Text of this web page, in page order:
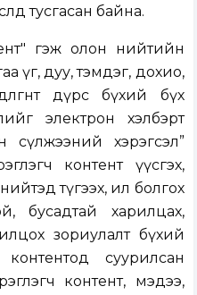
тусгасан байна.
гэж олон нийтийн
үг, дуу, тэмдэг, дохио,
дүрс бүхий бүх
электрон хэлбэрт
сүлжээний хэрэгсэл”
контент үүсгэх,
түгээх, ил болгох
бусадтай харилцах,
зориулалт бүхий
контентод суурилсан
контент, мэдээ,